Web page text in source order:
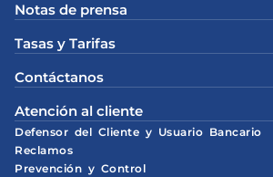
Notas de prensa
Tasas y Tarifas
Contáctanos
Atención al cliente
Defensor del Cliente y Usuario Bancario
Reclamos
Prevención y Control